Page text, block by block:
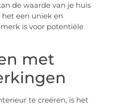
de waarde van je huis
een uniek en
is voor potentiële
met
te creëren, is het